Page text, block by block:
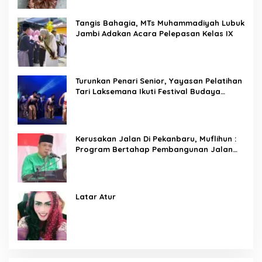
Tangis Bahagia, MTs Muhammadiyah Lubuk
Jambi Adakan Acara Pelepasan Kelas IX
Turunkan Penari Senior, Yayasan Pelatihan
Tari Laksemana Ikuti Festival Budaya
Kerusakan Jalan Di Pekanbaru, Muflihun :
Program Bertahap Pembangunan Jalan
Latar Atur